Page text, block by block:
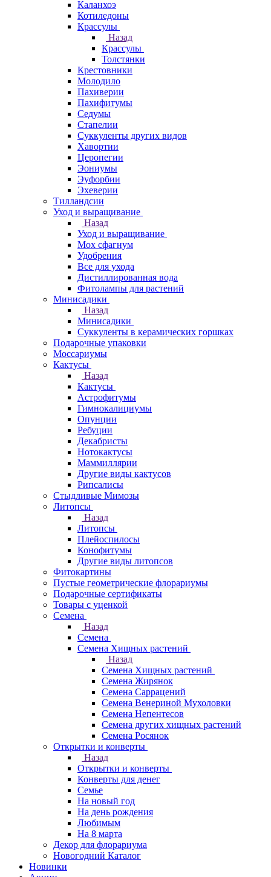
Каланхоэ
Котиледоны
Крассулы
Назад
Крассулы
Толстянки
Крестовники
Молодило
Пахиверии
Пахифитумы
Седумы
Стапелии
Суккуленты других видов
Хавортии
Церопегии
Эониумы
Эуфорбии
Эхеверии
Тилландсии
Уход и выращивание
Назад
Уход и выращивание
Мох сфагнум
Удобрения
Все для ухода
Дистиллированная вода
Фитолампы для растений
Минисадики
Назад
Минисадики
Суккуленты в керамических горшках
Подарочные упаковки
Моссариумы
Кактусы
Назад
Кактусы
Астрофитумы
Гимнокалициумы
Опунции
Ребуции
Декабристы
Нотокактусы
Маммиллярии
Другие виды кактусов
Рипсалисы
Стыдливые Мимозы
Литопсы
Назад
Литопсы
Плейоспилосы
Конофитумы
Другие виды литопсов
Фитокартины
Пустые геометрические флорариумы
Подарочные сертификаты
Товары с уценкой
Семена
Назад
Семена
Семена Хищных растений
Назад
Семена Хищных растений
Семена Жирянок
Семена Саррацений
Семена Венериной Мухоловки
Семена Непентесов
Семена других хищных растений
Семена Росянок
Открытки и конверты
Назад
Открытки и конверты
Конверты для денег
Семье
На новый год
На день рождения
Любимым
На 8 марта
Декор для флорариума
Новогодний Каталог
Новинки